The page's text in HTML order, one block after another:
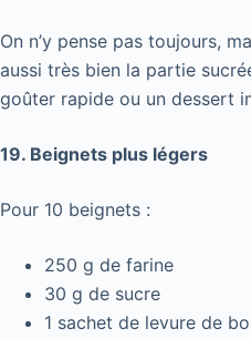
On n’y pense pas toujours,
aussi très bien la partie
goûter rapide ou un dessert
19. Beignets plus légers
Pour 10 beignets :
250 g de farine
30 g de sucre
1 sachet de levure de